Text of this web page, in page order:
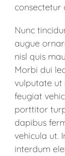
consectetur
Nunc
augue
nisl quis
Morbi dui
vulputate ut
feugiat
porttitor
dapibus
vehicula ut.
interdum